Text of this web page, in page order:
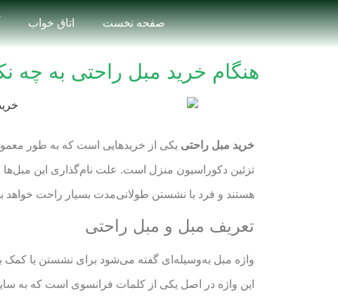
صفحه نخست اتاق خواب
هنگام خرید مبل راحتی به چه
خرید مبل راحتی یکی از خریدهایی است که به طور
تزئین دکوراسیون منزل است. علت نام‌گذاری این مبل‌ها
هستند و فرد با نشستن طولانی‌مدت بسیار راحت خواهد
تعریف مبل و مبل راحتی
واژه مبل به‌وسیله‌ای گفته می‌شود برای نشستن یا کمک
این واژه در اصل یکی از کلمات فرانسوی است که به